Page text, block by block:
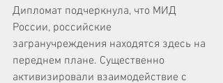
Дипломат подчеркнула, что МИД
России, российские
загранучреждения находятся здесь на
переднем плане. Существенно
активизировали взаимодействие с